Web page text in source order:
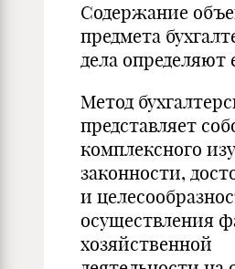
Содержание
предмета
дела определяют
Метод
представляет
комплексного
законности,
и
осуществления
хозяйственной